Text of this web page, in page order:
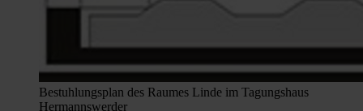
Bestuhlungsplan des Raumes Linde im Tagungshaus
Hermannswerder